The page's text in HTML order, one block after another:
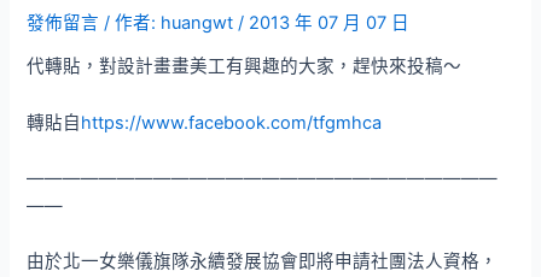
發佈留言 / 作者: huangwt/ 2013 年 07 月 07 日
代轉貼，對設計畫畫美工有興趣的大家，趕快來投稿～
轉貼自https://www.facebook.com/tfgmhca
——————————————————————————
——
由於北一女樂儀旗隊永續發展協會即將申請社團法人資格，